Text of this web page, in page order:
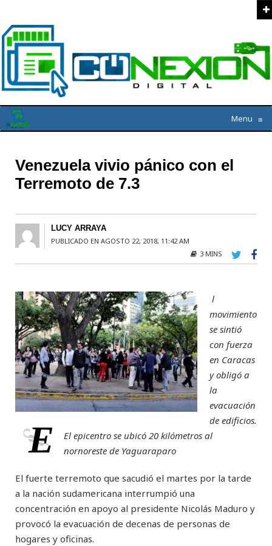
Menu ≡
Venezuela vivio pánico con el
Terremoto de 7.3
LUCY ARRAYA
PUBLICADO EN AGOSTO 22, 2018, 11:42 AM
3 MINS
E
l
movimiento
se sintió
con fuerza
en Caracas
y obligó a
la
evacuación
de edificios.
El epicentro se ubicó 20 kilómetros al
nornoreste de Yaguaraparo
El fuerte terremoto que sacudió el martes por la tarde
a la nación sudamericana interrumpió una
concentración en apoyo al presidente Nicolás Maduro y
provocó la evacuación de decenas de personas de
hogares y oficinas.